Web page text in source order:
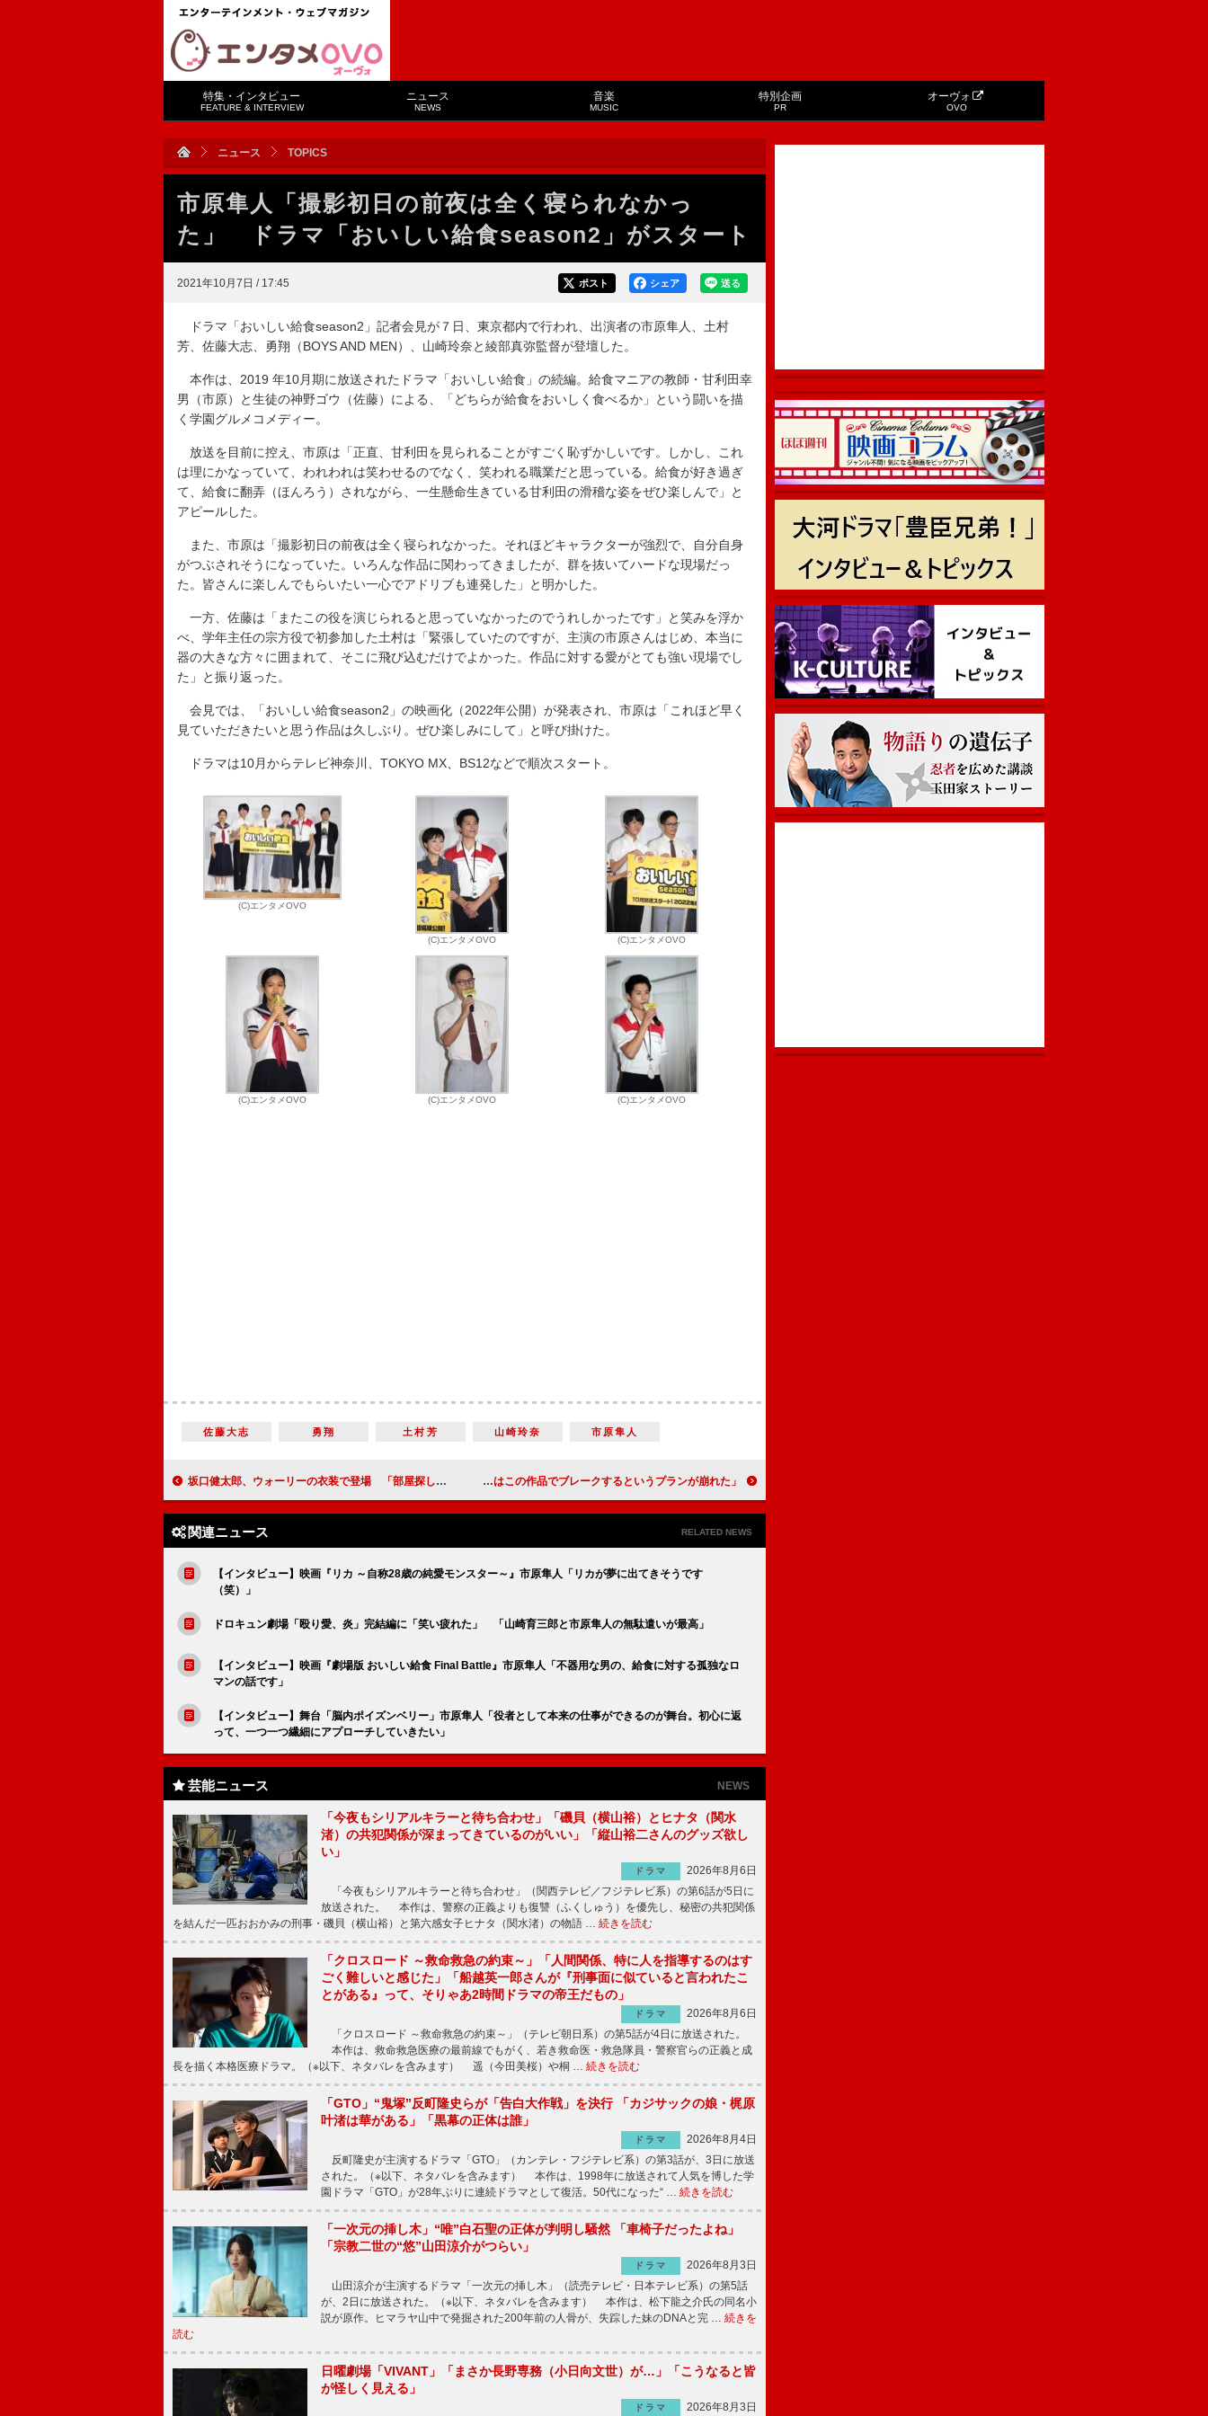
特集・インタビュー
FEATURE & INTERVIEW
ニュース
NEWS
音楽
MUSIC
特別企画
PR
オーヴォ
OVO
ニュース TOPICS
市原隼人「撮影初日の前夜は全く寝られなかっ
た」 ドラマ「おいしい給食season2」がスタート
2021年10月7日 / 17:45 送る
シェア
ポスト
ドラマ「おいしい給食season2」記者会見が７日、東京都内で行われ、出演者の市原隼人、土村
芳、佐藤大志、勇翔（BOYS AND MEN）、山崎玲奈と綾部真弥監督が登壇した。
本作は、2019 年10月期に放送されたドラマ「おいしい給食」の続編。給食マニアの教師・甘利田幸
男（市原）と生徒の神野ゴウ（佐藤）による、「どちらが給食をおいしく食べるか」という闘いを描
く学園グルメコメディー。
放送を目前に控え、市原は「正直、甘利田を見られることがすごく恥ずかしいです。しかし、これ
は理にかなっていて、われわれは笑わせるのでなく、笑われる職業だと思っている。給食が好き過ぎ
て、給食に翻弄（ほんろう）されながら、一生懸命生きている甘利田の滑稽な姿をぜひ楽しんで」と
アピールした。
また、市原は「撮影初日の前夜は全く寝られなかった。それほどキャラクターが強烈で、自分自身
がつぶされそうになっていた。いろんな作品に関わってきましたが、群を抜いてハードな現場だっ
た。皆さんに楽しんでもらいたい一心でアドリブも連発した」と明かした。
一方、佐藤は「またこの役を演じられると思っていなかったのでうれしかったです」と笑みを浮か
べ、学年主任の宗方役で初参加した土村は「緊張していたのですが、主演の市原さんはじめ、本当に
器の大きな方々に囲まれて、そこに飛び込むだけでよかった。作品に対する愛がとても強い現場でし
た」と振り返った。
会見では、「おいしい給食season2」の映画化（2022年公開）が発表され、市原は「これほど早く
見ていただきたいと思う作品は久しぶり。ぜひ楽しみにして」と呼び掛けた。
ドラマは10月からテレビ神奈川、TOKYO MX、BS12などで順次スタート。
(C)エンタメOVO
(C)エンタメOVO (C)エンタメOVO
(C)エンタメOVO (C)エンタメOVO (C)エンタメOVO
佐藤大志 勇翔 土村芳 山崎玲奈 市原隼人
坂口健太郎、ウォーリーの衣装で登場 「部屋探しは迷っちゃうタイプ」 岡田准一、松下洸平が「早く売れちゃった」 「彼はこの作品でブレークするというプランが崩れた」
関連ニュース RELATED NEWS
【インタビュー】映画『リカ ～自称28歳の純愛モンスター～』市原隼人「リカが夢に出てきそうです
（笑）」
ドロキュン劇場「殴り愛、炎」完結編に「笑い疲れた」 「山崎育三郎と市原隼人の無駄遣いが最高」
【インタビュー】映画『劇場版 おいしい給食 Final Battle』市原隼人「不器用な男の、給食に対する孤独なロ
マンの話です」
【インタビュー】舞台「脳内ポイズンベリー」市原隼人「役者として本来の仕事ができるのが舞台。初心に返
って、一つ一つ繊細にアプローチしていきたい」
芸能ニュース NEWS
「今夜もシリアルキラーと待ち合わせ」「磯貝（横山裕）とヒナタ（関水
渚）の共犯関係が深まってきているのがいい」「縦山裕二さんのグッズ欲し
い」
ドラマ
2026年8月6日
「今夜もシリアルキラーと待ち合わせ」（関西テレビ／フジテレビ系）の第6話が5日に
放送された。 本作は、警察の正義よりも復讐（ふくしゅう）を優先し、秘密の共犯関係
を結んだ一匹おおかみの刑事・磯貝（横山裕）と第六感女子ヒナタ（関水渚）の物語 … 続きを読む
「クロスロード ～救命救急の約束～」「人間関係、特に人を指導するのはす
ごく難しいと感じた」「船越英一郎さんが『刑事面に似ていると言われたこ
とがある』って、そりゃあ2時間ドラマの帝王だもの」
ドラマ
2026年8月6日
「クロスロード ～救命救急の約束～」（テレビ朝日系）の第5話が4日に放送された。
本作は、救命救急医療の最前線でもがく、若き救命医・救急隊員・警察官らの正義と成
長を描く本格医療ドラマ。（※以下、ネタバレを含みます） 遥（今田美桜）や桐 … 続きを読む
「GTO」“鬼塚”反町隆史らが「告白大作戦」を決行 「カジサックの娘・梶原
叶渚は華がある」「黒幕の正体は誰」
ドラマ
2026年8月4日
反町隆史が主演するドラマ「GTO」（カンテレ・フジテレビ系）の第3話が、3日に放送
された。（※以下、ネタバレを含みます） 本作は、1998年に放送されて人気を博した学
園ドラマ「GTO」が28年ぶりに連続ドラマとして復活。50代になった“ … 続きを読む
「一次元の挿し木」“唯”白石聖の正体が判明し騒然 「車椅子だったよね」
「宗教二世の“悠”山田涼介がつらい」
ドラマ
2026年8月3日
山田涼介が主演するドラマ「一次元の挿し木」（読売テレビ・日本テレビ系）の第5話
が、2日に放送された。（※以下、ネタバレを含みます） 本作は、松下龍之介氏の同名小
説が原作。ヒマラヤ山中で発掘された200年前の人骨が、失踪した妹のDNAと完 … 続きを
読む
日曜劇場「VIVANT」「まさか長野専務（小日向文世）が…」「こうなると皆
が怪しく見える」
ドラマ 2026年8月3日